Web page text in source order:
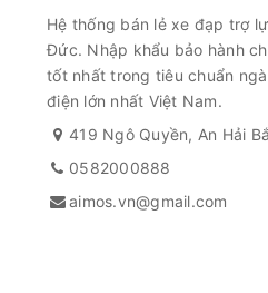
Hệ thống bán lẻ xe đạp trợ
Đức. Nhập khẩu bảo hành
tốt nhất trong tiêu chuẩn
điện lớn nhất Việt Nam.
419 Ngô Quyền, An Hải
0582000888
aimos.vn@gmail.com